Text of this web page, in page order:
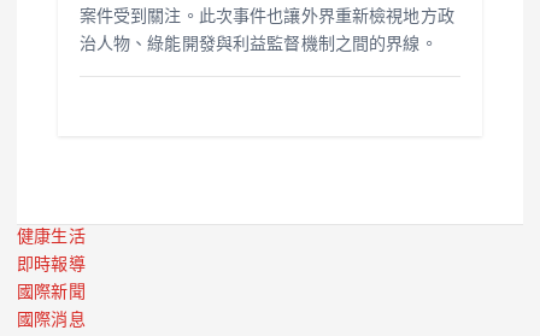
案件受到關注。此次事件也讓外界重新檢視地方政
治人物、綠能開發與利益監督機制之間的界線。
健康生活
即時報導
國際新聞
國際消息